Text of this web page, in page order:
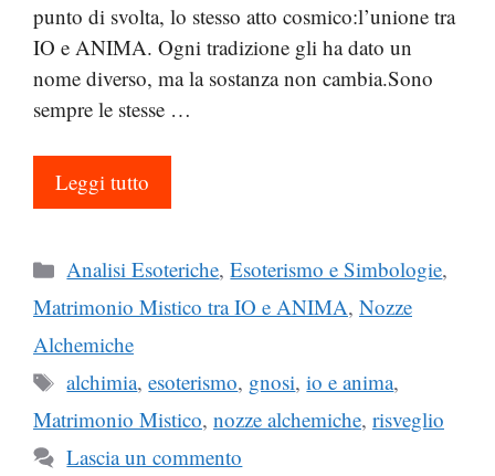
punto di svolta, lo stesso atto cosmico:l’unione tra
IO e ANIMA. Ogni tradizione gli ha dato un
nome diverso, ma la sostanza non cambia.Sono
sempre le stesse …
Leggi tutto
Categorie
Analisi Esoteriche,Esoterismo e Simbologie,
Matrimonio Mistico tra IO e ANIMA, Nozze
Alchemiche
Tag
alchimia,esoterismo, gnosi,io e anima,
Matrimonio Mistico, nozze alchemiche, risveglio
Lascia un commento